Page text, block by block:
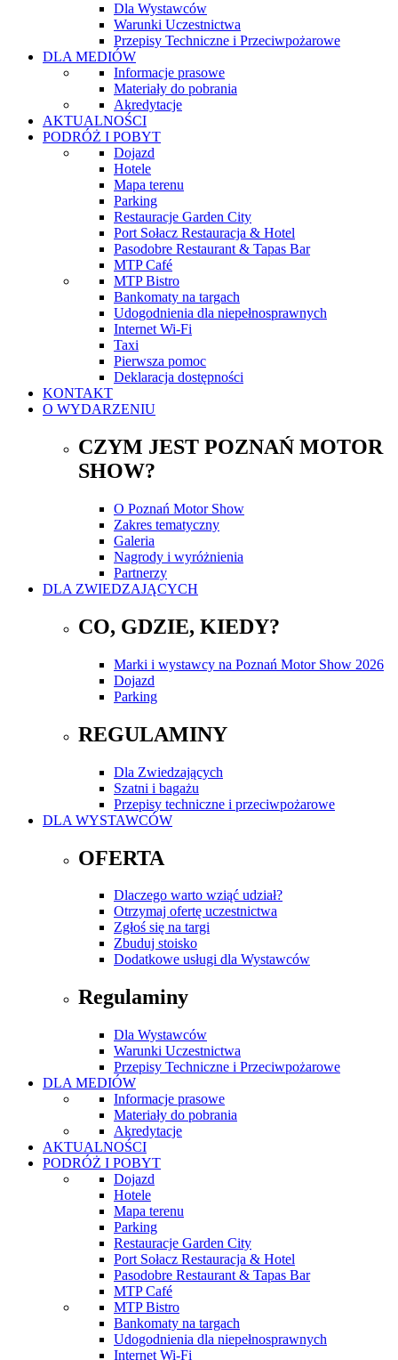
Dla Wystawców
Warunki Uczestnictwa
Przepisy Techniczne i Przeciwpożarowe
DLA MEDIÓW
Informacje prasowe
Materiały do pobrania
Akredytacje
AKTUALNOŚCI
PODRÓŻ I POBYT
Dojazd
Hotele
Mapa terenu
Parking
Restauracje Garden City
Port Sołacz Restauracja & Hotel
Pasodobre Restaurant & Tapas Bar
MTP Café
MTP Bistro
Bankomaty na targach
Udogodnienia dla niepełnosprawnych
Internet Wi-Fi
Taxi
Pierwsza pomoc
Deklaracja dostępności
KONTAKT
O WYDARZENIU
CZYM JEST POZNAŃ MOTOR
SHOW?
O Poznań Motor Show
Zakres tematyczny
Galeria
Nagrody i wyróżnienia
Partnerzy
DLA ZWIEDZAJĄCYCH
CO, GDZIE, KIEDY?
Marki i wystawcy na Poznań Motor Show 2026
Dojazd
Parking
REGULAMINY
Dla Zwiedzających
Szatni i bagażu
Przepisy techniczne i przeciwpożarowe
DLA WYSTAWCÓW
OFERTA
Dlaczego warto wziąć udział?
Otrzymaj ofertę uczestnictwa
Zgłoś się na targi
Zbuduj stoisko
Dodatkowe usługi dla Wystawców
Regulaminy
Dla Wystawców
Warunki Uczestnictwa
Przepisy Techniczne i Przeciwpożarowe
DLA MEDIÓW
Informacje prasowe
Materiały do pobrania
Akredytacje
AKTUALNOŚCI
PODRÓŻ I POBYT
Dojazd
Hotele
Mapa terenu
Parking
Restauracje Garden City
Port Sołacz Restauracja & Hotel
Pasodobre Restaurant & Tapas Bar
MTP Café
MTP Bistro
Bankomaty na targach
Udogodnienia dla niepełnosprawnych
Internet Wi-Fi